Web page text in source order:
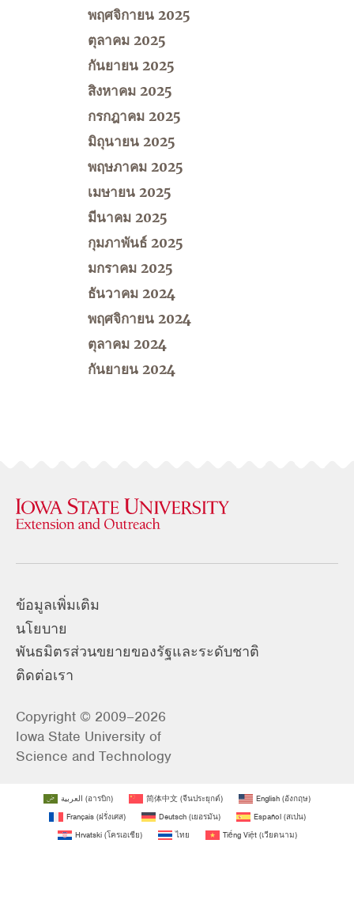
พฤศจิกายน 2025
ตุลาคม 2025
กันยายน 2025
สิงหาคม 2025
กรกฎาคม 2025
มิถุนายน 2025
พฤษภาคม 2025
เมษายน 2025
มีนาคม 2025
กุมภาพันธ์ 2025
มกราคม 2025
ธันวาคม 2024
พฤศจิกายน 2024
ตุลาคม 2024
กันยายน 2024
ข้อมูลเพิ่มเติม
นโยบาย
พันธมิตรส่วนขยายของรัฐและระดับชาติ
ติดต่อเรา
Copyright © 2009–2026
Iowa State University of
Science and Technology
العربية (อารบิก) 简体中文 (จีนประยุกต์) English (อังกฤษ)
Français(ฝรั่งเศส) Deutsch(เยอรมัน) Español(สเปน)
Hrvatski(โครเอเชีย) ไทย Tiếng Việt(เวียดนาม)